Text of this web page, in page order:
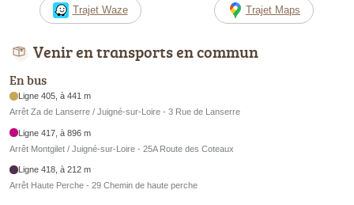
Trajet Waze Trajet Maps
Venir en transports en commun
En bus
Ligne 405, à 441 m
Arrêt Za de Lanserre / Juigné-sur-Loire - 3 Rue de Lanserre
Ligne 417, à 896 m
Arrêt Montgilet / Juigné-sur-Loire - 25A Route des Coteaux
Ligne 418, à 212 m
Arrêt Haute Perche - 29 Chemin de haute perche